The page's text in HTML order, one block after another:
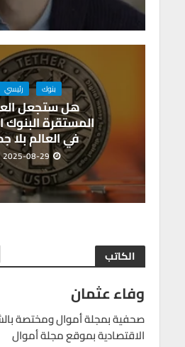
بنوك رئيسي
هل ستجعل
المستقرة البنوك
في العالم بلا
2025-08-29
الكاتب
وفاء عثمان
صحفية بمجلة أموال ومختصة
الاقتصادية بموقع مجلة أموال